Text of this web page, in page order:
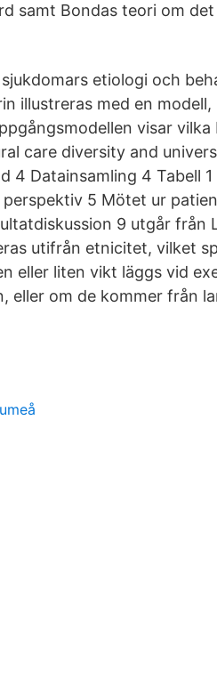
samt Bondas teori om
etiologi och
illustreras med en modell,
visar vilka
care diversity and
4 Datainsamling 4 Tabell
5 Mötet ur
9 utgår från
utifrån etnicitet, vilket
eller liten vikt läggs vid
eller om de kommer från